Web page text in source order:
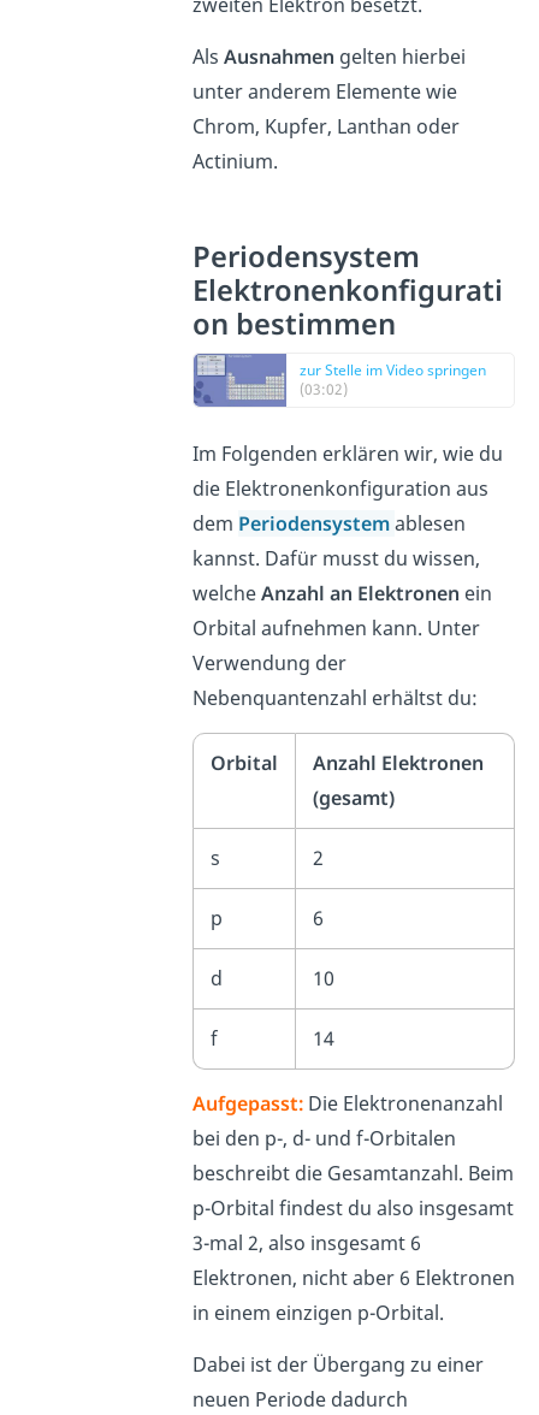
Als Ausnahmen gelten hierbei
unter anderem Elemente wie
Chrom, Kupfer, Lanthan oder
Actinium.
Periodensystem
Elektronenkonfigurati
on bestimmen
zur Stelle im Video springen
(03:02)
Im Folgenden erklären wir, wie du
die Elektronenkonfiguration aus
dem Periodensystemablesen
kannst. Dafür musst du wissen,
welcheAnzahl an Elektronen ein
Orbital aufnehmen kann. Unter
Verwendung der
Nebenquantenzahl erhältst du:
Orbital
Anzahl Elektronen
(gesamt)
s 2
p 6
d 10
f 14
Aufgepasst: Die Elektronenanzahl
bei den p-, d- und f-Orbitalen
beschreibt die Gesamtanzahl. Beim
p-Orbital findest du also insgesamt
3-mal 2, also insgesamt 6
Elektronen, nicht aber 6 Elektronen
in einem einzigen p-Orbital.
Dabei ist der Übergang zu einer
neuen Periode dadurch